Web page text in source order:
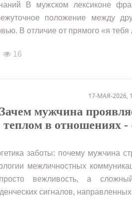
В мужском лексиконе
положение между
В отличие от прямого «я
16
17-МАЯ-2026,
Зачем мужчина
теплом в отношениях -
заботы: почему мужчина
межличностных
вежливость, а
сигналов,